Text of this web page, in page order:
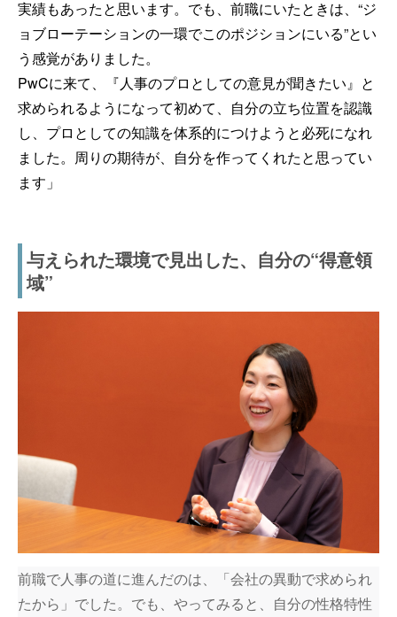
実績もあったと思います。でも、前職にいたときは、“ジ
ョブローテーションの一環でこのポジションにいる”とい
う感覚がありました。
PwCに来て、『人事のプロとしての意見が聞きたい』と
求められるようになって初めて、自分の立ち位置を認識
し、プロとしての知識を体系的につけようと必死になれ
ました。周りの期待が、自分を作ってくれたと思ってい
ます」
与えられた環境で見出した、自分の“得意領
域”
前職で人事の道に進んだのは、「会社の異動で求められ
たから」でした。でも、やってみると、自分の性格特性